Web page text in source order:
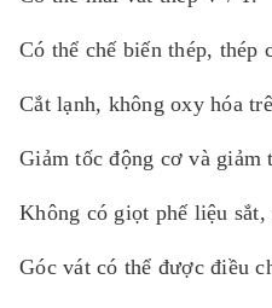
Có thể chế biến thép, thép
Cắt lạnh, không oxy hóa
Giảm tốc động cơ và giảm
Không có giọt phế liệu
Góc vát có thể được điều